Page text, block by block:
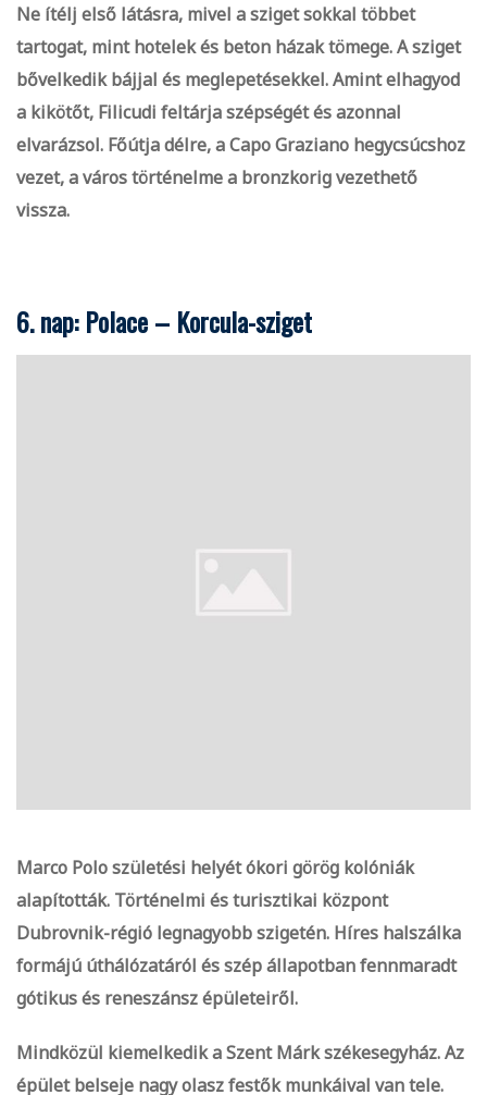
Ne ítélj első látásra, mivel a sziget sokkal többet
tartogat, mint hotelek és beton házak tömege. A sziget
bővelkedik bájjal és meglepetésekkel. Amint elhagyod
a kikötőt, Filicudi feltárja szépségét és azonnal
elvarázsol. Főútja délre, a Capo Graziano hegycsúcshoz
vezet, a város történelme a bronzkorig vezethető
vissza.
6. nap: Polace – Korcula-sziget
Marco Polo születési helyét ókori görög kolóniák
alapították. Történelmi és turisztikai központ
Dubrovnik-régió legnagyobb szigetén. Híres halszálka
formájú úthálózatáról és szép állapotban fennmaradt
gótikus és reneszánsz épületeiről.
Mindközül kiemelkedik a Szent Márk székesegyház. Az
épület belseje nagy olasz festők munkáival van tele.